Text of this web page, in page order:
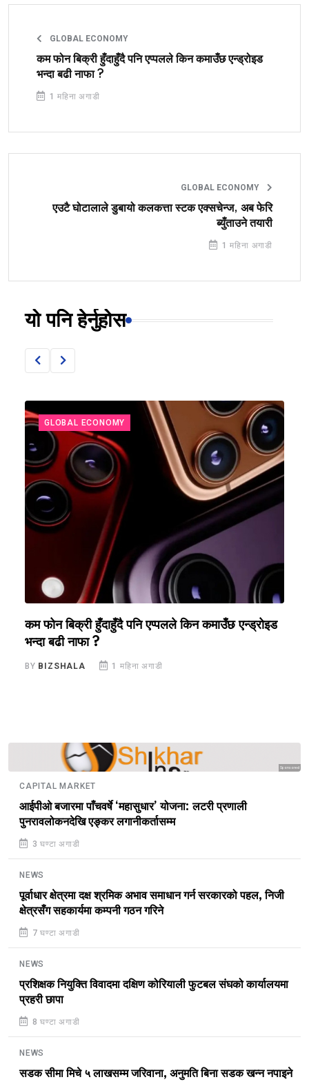
GLOBAL ECONOMY
कम फोन बिक्री हुँदाहुँदै पनि एप्पलले किन कमाउँछ एन्ड्रोइड
भन्दा बढी नाफा ?
1 महिना अगाडी
GLOBAL ECONOMY
एउटै घोटालाले डुबायो कलकत्ता स्टक एक्सचेन्ज, अब फेरि
ब्युँताउने तयारी
1 महिना अगाडी
यो पनि हेर्नुहोस
GLOBAL ECONOMY
एउटै घोटालाले डुबायो कलकत्ता स्टक एक्सचेन्ज, अब फेरि
ब्युँताउने तयारी
BYBIZSHALA 1 महिना अगाडी
Sponsored
CAPITAL MARKET
आईपीओ बजारमा पाँचवर्षे ‘महासुधार’ योजना: लटरी प्रणाली
पुनरावलोकनदेखि एङ्कर लगानीकर्तासम्म
3 घण्टा अगाडी
NEWS
पूर्वाधार क्षेत्रमा दक्ष श्रमिक अभाव समाधान गर्न सरकारको पहल, निजी
क्षेत्रसँग सहकार्यमा कम्पनी गठन गरिने
7 घण्टा अगाडी
NEWS
प्रशिक्षक नियुक्ति विवादमा दक्षिण कोरियाली फुटबल संघको कार्यालयमा
प्रहरी छापा
8 घण्टा अगाडी
NEWS
सडक सीमा मिचे ५ लाखसम्म जरिवाना, अनुमति बिना सडक खन्न नपाइने